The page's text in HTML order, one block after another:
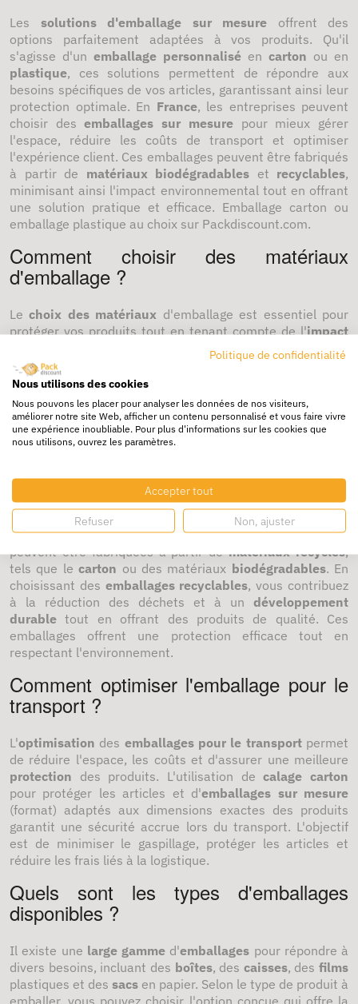
Les solutions d'emballage sur mesure offrent des
options parfaitement adaptées à vos produits. Qu'il
s'agisse d'un emballage personnalisé en carton ou en
plastique, ces solutions permettent de répondre aux
besoins spécifiques de vos articles, garantissant ainsi leur
protection optimale. En France, les entreprises peuvent
choisir desemballages sur mesurepour mieux gérer
l'espace, réduire les coûts de transport et optimiser
l'expérience client. Ces emballages peuvent être fabriqués
à partir de matériaux biodégradables et recyclables,
minimisant ainsi l'impact environnemental tout en offrant
une solution pratique et efficace. Emballage carton ou
emballage plastique au choix sur Packdiscount.com.
Comment choisir des matériaux
d'emballage ?
Lechoix des matériaux d'emballage est essentiel pour
protéger vos produits tout en tenant compte de l'impact
environnemental et de votre engagement. Il est
important de sélectionner des
matériaux
l'utilisation spécifique de vos articles, tels que le
plastiquerecyclable ou desmatériaux biodégradables
Opter pour des solutionsécologiquesetdurablespermet
de réduire votre empreinte écologique tout en offrant une
protection optimale à vos produits.
Quels emballages sont écologiques ?
emballages écologiques
sont conçus pour minimiser
l'impact sur l'environnement. Ces solutions durables
peuvent être fabriquées à partir dematériaux recyclés,
tels que lecarton ou des matériaux biodégradables. En
choisissant des emballages recyclables, vous contribuez
à la réduction des déchets et à un développement
durable tout en offrant des produits de qualité. Ces
emballages offrent une protection efficace tout en
respectant l'environnement.
Comment optimiser l'emballage pour le
transport ?
L'optimisation des emballages pour le transportpermet
de réduire l'espace, les coûts et d'assurer une meilleure
protection des produits. L'utilisation decalage carton
pour protéger les articles et d'emballages sur mesure
(format) adaptés aux dimensions exactes des produits
garantit une sécurité accrue lors du transport. L'objectif
est de minimiser le gaspillage, protéger les articles et
réduire les frais liés à la logistique.
Quels sont les types d'emballages
disponibles ?
Il existe une large gamme d'emballages pour répondre à
divers besoins, incluant des boîtes, des caisses, des films
plastiques et des sacs en papier. Selon le type de produit à
emballer, vous pouvez choisir l'option conçue qui offre la
Politique de confidentialité
Nous utilisons des cookies
Nous pouvons les placer pour analyser les données de nos visiteurs,
améliorer notre site Web, afficher un contenu personnalisé et vous faire vivre
une expérience inoubliable. Pour plus d'informations sur les cookies que
nous utilisons, ouvrez les paramètres.
Accepter tout
Refuser Non, ajuster